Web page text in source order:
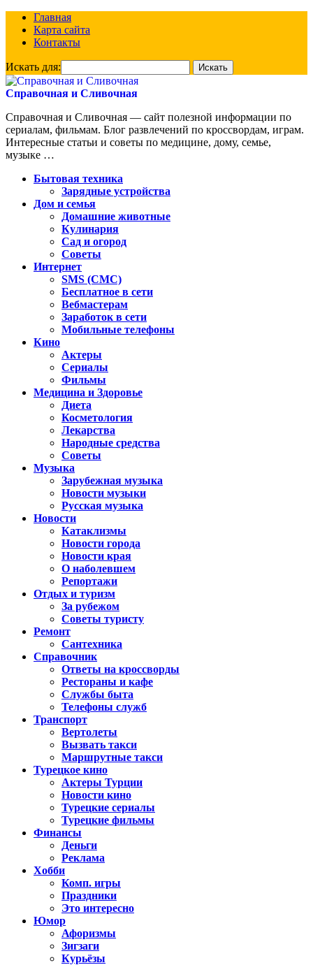
Главная
Карта сайта
Контакты
Искать для:
Справочная и Сливочная
Справочная и Сливочная — сайт полезной информации по
сериалам, фильмам. Блог развлечений по кроссвордам, играм.
Интересные статьи и советы по медицине, дому, семье,
музыке …
Бытовая техника
Зарядные устройства
Дом и семья
Домашние животные
Кулинария
Сад и огород
Советы
Интернет
SMS (СМС)
Бесплатное в сети
Вебмастерам
Заработок в сети
Мобильные телефоны
Кино
Актеры
Сериалы
Фильмы
Медицина и Здоровье
Диета
Косметология
Лекарства
Народные средства
Советы
Музыка
Зарубежная музыка
Новости музыки
Русская музыка
Новости
Катаклизмы
Новости города
Новости края
О наболевшем
Репортажи
Отдых и туризм
За рубежом
Советы туристу
Ремонт
Сантехника
Справочник
Ответы на кроссворды
Рестораны и кафе
Службы быта
Телефоны служб
Транспорт
Вертолеты
Вызвать такси
Маршрутные такси
Турецкое кино
Актеры Турции
Новости кино
Турецкие сериалы
Турецкие фильмы
Финансы
Деньги
Реклама
Хобби
Комп. игры
Праздники
Это интересно
Юмор
Афоризмы
Зигзаги
Курьёзы